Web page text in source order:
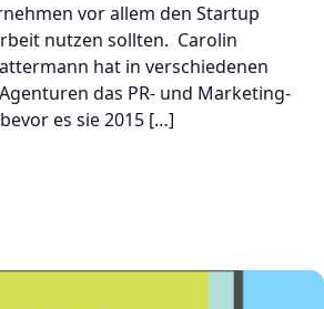
vor allem den Startup
nutzen sollten. Carolin
hat in verschiedenen
das PR- und Marketing-
es sie 2015 […]